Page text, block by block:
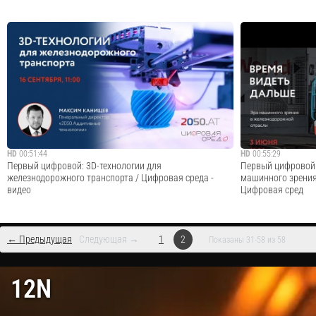
Цифровизация процессов управления автотранспортом и
транспортной логистикой. Блинов Артем, Руководитель
Группы автоматизации транспортных предприятий, 1С-
Рарус. Бизнес-форум 1С:ERP онлайн 18 ноября
2020. Подробнее о программах для ав...
Cмотреть видео
Цифровизация
тренде и
больше о
поездки» →
HD 00:51:44
Первый цифровой: 3D-технологии для
железнодорожного транспорта / Цифровая среда -
видео
субботу вечером найти его практически невозможно, ибо
магазин закрыт. Вот совсем закрыт!Проблема
HD 00:55:29
Первый
машинного
Цифровая сред
цифровизации
машиностроения,
хозяйства.
среду» –
← Предыдущая Следующая → 1 2 Показаны 31-58 из 58
12N